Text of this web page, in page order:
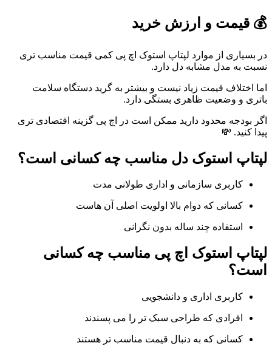
💰 قیمت و ارزش خرید
در بسیاری از موارد لپتاپ استوک اچ پی کمی قیمت مناسب تری
نسبت به مدل مشابه دل دارد.
اما اختلاف قیمت زیاد نیست و بیشتر به گرید دستگاه سلامت
باتری و وضعیت ظاهری بستگی دارد.
اگر بودجه محدود دارید ممکن است در اچ پی گزینه اقتصادی تری
پیدا کنید. 💸
لپتاپ استوک دل مناسب چه کسانی است؟
کاربری سازمانی و اداری طولانی مدت
کسانی که دوام بالا اولویت اصلی آن هاست
استفاده چند ساله بدون نگرانی
لپتاپ استوک اچ پی مناسب چه کسانی
است؟
کاربری اداری و دانشجویی
افرادی که طراحی سبک تر را می پسندند
کسانی که به دنبال قیمت مناسب تر هستند